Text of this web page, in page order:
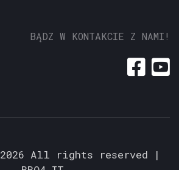
BĄDZ W KONTAKCIE Z NAMI!
2026 All rights reserved |